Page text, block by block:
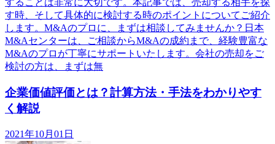
することは非常に大切です。本記事では、売却する相手を探
す時、そして具体的に検討する時のポイントについてご紹介
します。M&Aのプロに、まずは相談してみませんか？日本
M&Aセンターは、ご相談からM&Aの成約まで、経験豊富な
M&Aのプロが丁寧にサポートいたします。会社の売却をご
検討の方は、まずは無
企業価値評価とは？計算方法・手法をわかりやす
く解説
2021年10月01日